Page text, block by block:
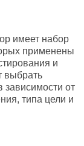
имеет набор
применены
и
выбрать
от
типа цели и